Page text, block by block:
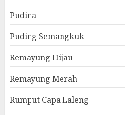
Pudina
Puding Semangkuk
Remayung Hijau
Remayung Merah
Rumput Capa Laleng